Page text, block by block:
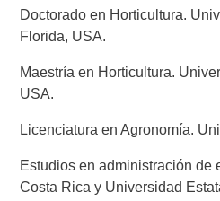
Doctorado en Horticultura.
Florida, USA.
Maestría en Horticultura.
USA.
Licenciatura en Agronomía.
Estudios en administración de
Costa Rica y Universidad